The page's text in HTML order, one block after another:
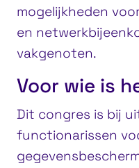
mogelijkheden
en
vakgenoten.
Voor wie is
Dit congres is bij
functionarissen